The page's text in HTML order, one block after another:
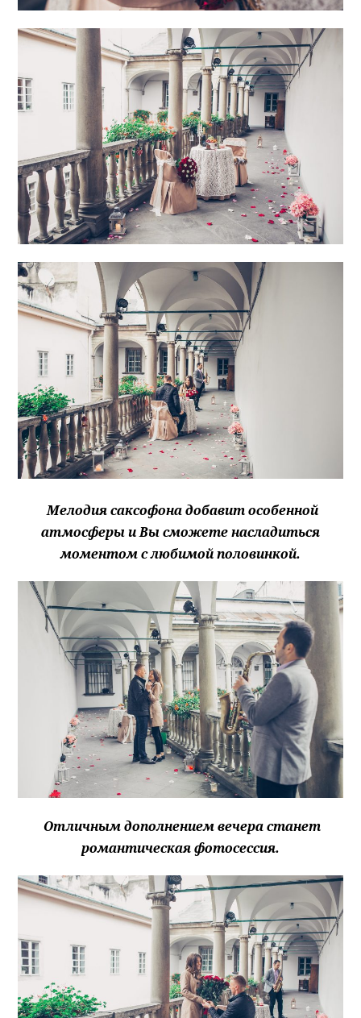
Мелодия саксофона добавит особенной
атмосферы и Вы сможете насладиться
моментом с любимой половинкой.
Отличным дополнением вечера станет
романтическая фотосессия.